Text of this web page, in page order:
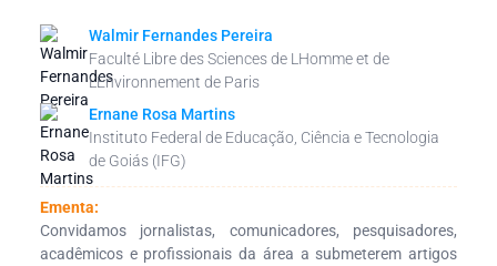
Walmir Fernandes Pereira
Faculté Libre des Sciences de LHomme et de
LEnvironnement de Paris
Ernane Rosa Martins
Instituto Federal de Educação, Ciência e Tecnologia
de Goiás (IFG)
Ementa:
Convidamos jornalistas, comunicadores, pesquisadores,
acadêmicos e profissionais da área a submeterem artigos